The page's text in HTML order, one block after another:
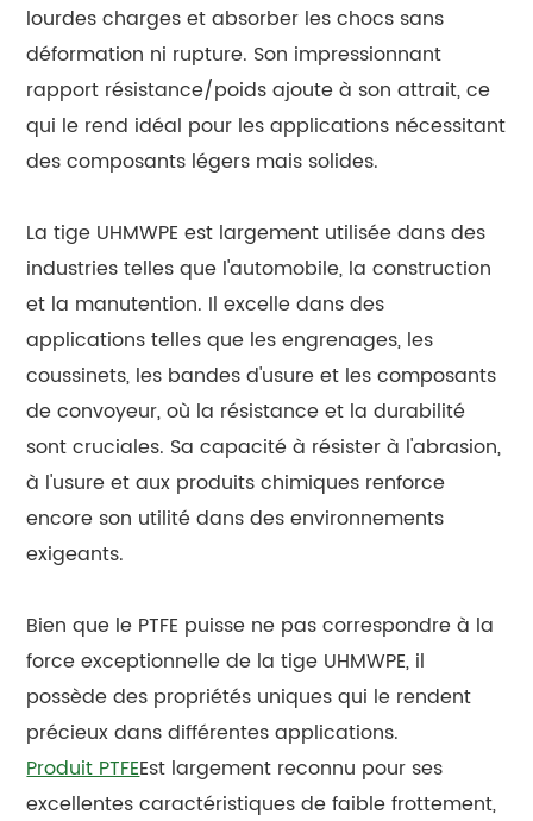
lourdes charges et absorber les chocs sans
déformation ni rupture. Son impressionnant
rapport résistance/poids ajoute à son attrait, ce
qui le rend idéal pour les applications nécessitant
des composants légers mais solides.
La tige UHMWPE est largement utilisée dans des
industries telles que l'automobile, la construction
et la manutention. Il excelle dans des
applications telles que les engrenages, les
coussinets, les bandes d'usure et les composants
de convoyeur, où la résistance et la durabilité
sont cruciales. Sa capacité à résister à l'abrasion,
à l'usure et aux produits chimiques renforce
encore son utilité dans des environnements
exigeants.
Bien que le PTFE puisse ne pas correspondre à la
force exceptionnelle de la tige UHMWPE, il
possède des propriétés uniques qui le rendent
précieux dans différentes applications.
Produit PTFEEst largement reconnu pour ses
excellentes caractéristiques de faible frottement,